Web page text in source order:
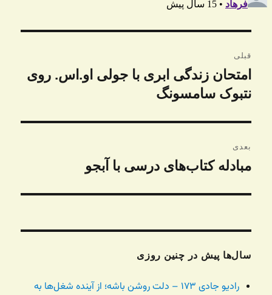
نوشته
قبلی
نوشته
قبلی:
امتحان زندگی ابری با جولی او.اس. روی
نتبوک سامسونگ
بعدی
نوشته
مبادله کتاب‌های درسی با آبجو
سال‌ها پیش در چنین روزی
رادیو جادی ۱۷۳ – دلت روشن باشه؛ از آینده شغل‌ها به